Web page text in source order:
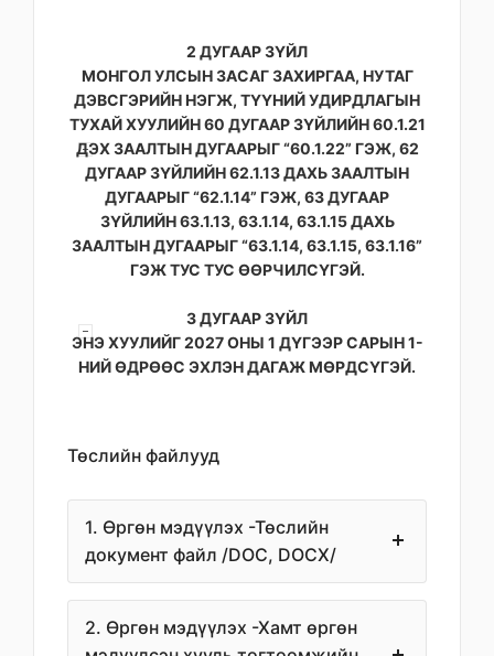
2 ДУГААР ЗҮЙЛ
МОНГОЛ УЛСЫН ЗАСАГ ЗАХИРГАА, НУТАГ
ДЭВСГЭРИЙН НЭГЖ, ТҮҮНИЙ УДИРДЛАГЫН
ТУХАЙ ХУУЛИЙН 60 ДУГААР ЗҮЙЛИЙН 60.1.21
ДЭХ ЗААЛТЫН ДУГААРЫГ “60.1.22” ГЭЖ, 62
ДУГААР ЗҮЙЛИЙН 62.1.13 ДАХЬ ЗААЛТЫН
ДУГААРЫГ “62.1.14” ГЭЖ, 63 ДУГААР
ЗҮЙЛИЙН 63.1.13, 63.1.14, 63.1.15 ДАХЬ
ЗААЛТЫН ДУГААРЫГ “63.1.14, 63.1.15, 63.1.16”
ГЭЖ ТУС ТУС ӨӨРЧИЛСҮГЭЙ.
3 ДУГААР ЗҮЙЛ
ЭНЭ ХУУЛИЙГ 2027 ОНЫ 1 ДҮГЭЭР САРЫН 1-
НИЙ ӨДРӨӨС ЭХЛЭН ДАГАЖ МӨРДСҮГЭЙ.
Төслийн файлууд
1. Өргөн мэдүүлэх -Төслийн
документ файл /DOC, DOCX/
2. Өргөн мэдүүлэх -Хамт өргөн